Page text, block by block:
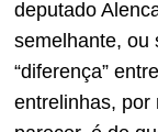
deputado
semelhante, ou
“diferença”
entrelinhas, por